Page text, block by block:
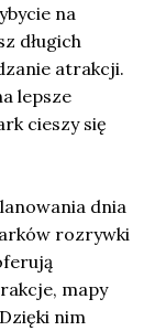
na
długich
atrakcji.
lepsze
cieszy się
dnia
rozrywki
mapy
nim